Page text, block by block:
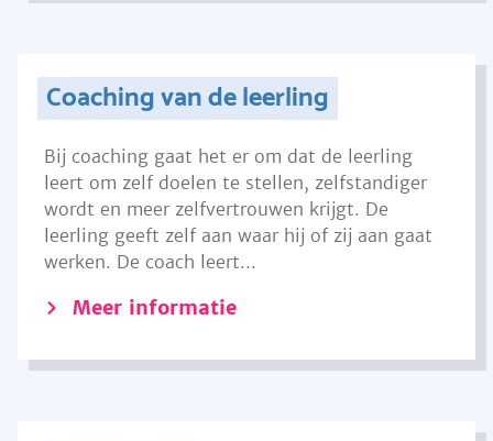
Coaching van de leerling
Bij coaching gaat het er om dat de leerling
leert om zelf doelen te stellen, zelfstandiger
wordt en meer zelfvertrouwen krijgt. De
leerling geeft zelf aan waar hij of zij aan gaat
werken. De coach leert...
Meer informatie